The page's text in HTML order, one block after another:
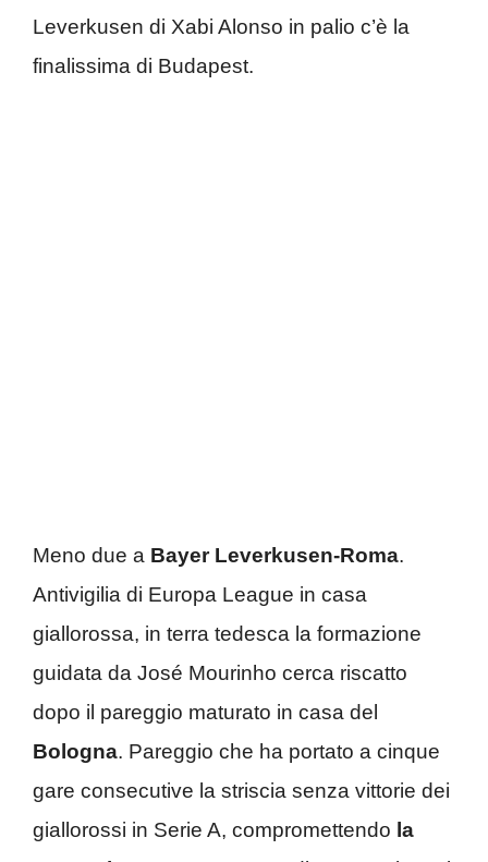
Leverkusen di Xabi Alonso in palio c’è la
finalissima di Budapest.
Meno due a Bayer Leverkusen-Roma.
Antivigilia di Europa League in casa
giallorossa, in terra tedesca la formazione
guidata da José Mourinho cerca riscatto
dopo il pareggio maturato in casa del
Bologna. Pareggio che ha portato a cinque
gare consecutive la striscia senza vittorie dei
giallorossi in Serie A, compromettendo la